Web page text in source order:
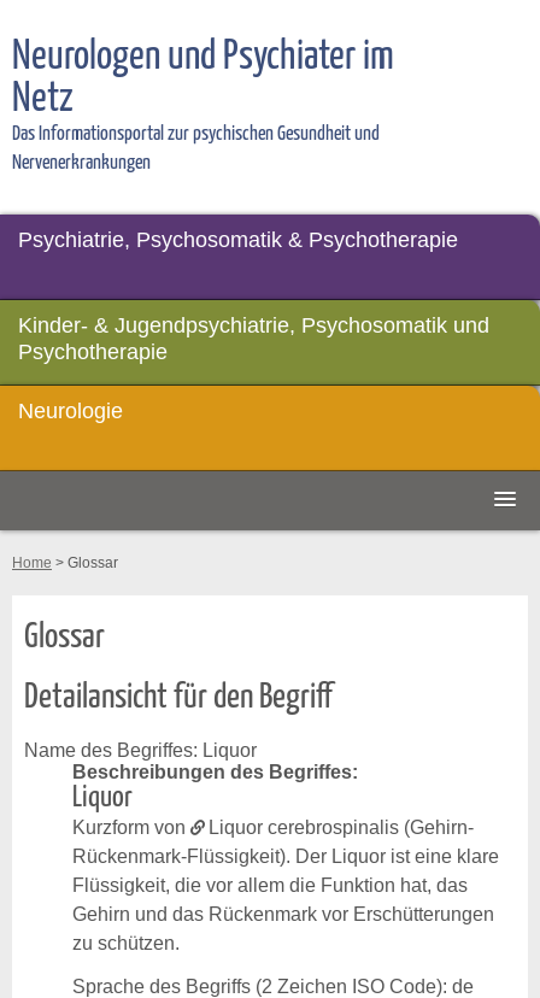
Neurologen und Psychiater im
Netz
Das Informationsportal zur psychischen Gesundheit und
Nervenerkrankungen
Psychiatrie, Psychosomatik & Psychotherapie
Kinder- & Jugendpsychiatrie, Psychosomatik und
Psychotherapie
Neurologie
Home > Glossar
Glossar
Detailansicht für den Begriff
Name des Begriffes: Liquor
Beschreibungen des Begriffes:
Liquor
Kurzform von Liquor cerebrospinalis (Gehirn-
Rückenmark-Flüssigkeit). Der Liquor ist eine klare
Flüssigkeit, die vor allem die Funktion hat, das
Gehirn und das Rückenmark vor Erschütterungen
zu schützen.
Sprache des Begriffs (2 Zeichen ISO Code): de